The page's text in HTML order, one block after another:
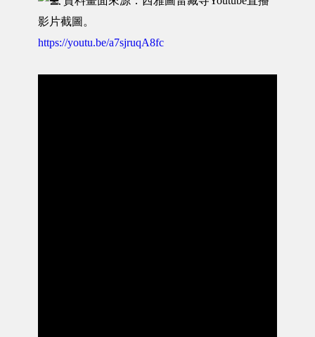
影片截圖。
https://youtu.be/a7sjruqA8fc